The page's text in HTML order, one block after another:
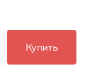
Купить